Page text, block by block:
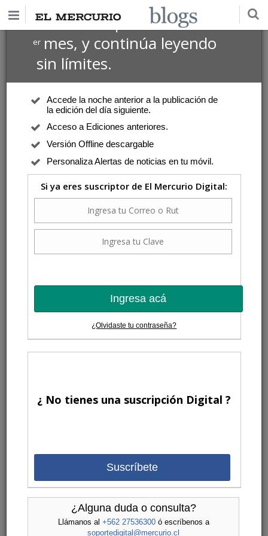
Suscríbete por $1 USD
ermes, y continúa leyendo
sin límites.
Accede la noche anterior a la publicación de
la edición del día siguiente.
Acceso a Ediciones anteriores.
Versión Offline descargable
Personaliza Alertas de noticias en tu móvil.
Si ya eres suscriptor de El Mercurio Digital:
Ingresa acá
¿Olvidaste tu contraseña?
¿ No tienes una suscripción Digital ?
Suscríbete
¿Alguna duda o consulta?
Llámanos al +562 27536300ó escríbenos a
soportedigital@mercurio.cl